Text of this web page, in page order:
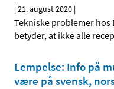
|21. august 2020 |
Tekniske problemer hos
betyder, at ikke alle
Lempelse: Info på
være på svensk,